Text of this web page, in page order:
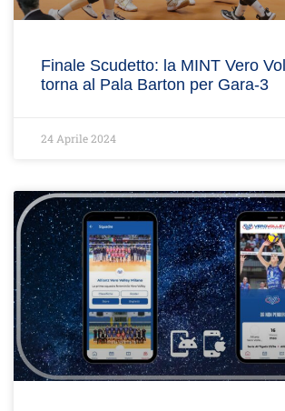
Finale Scudetto: la MINT Vero
torna al Pala Barton per Gara-3
24 Aprile 2024